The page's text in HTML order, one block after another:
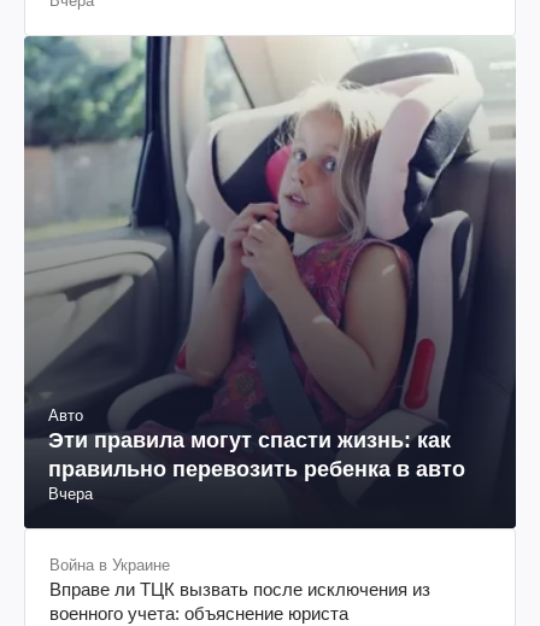
Авто
Эти правила могут спасти жизнь: как
правильно перевозить ребенка в авто
Вчера
Война в Украине
Вправе ли ТЦК вызвать после исключения из
военного учета: объяснение юриста